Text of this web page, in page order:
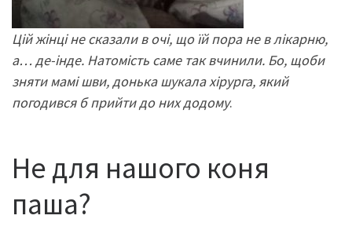
Цій жінці не сказали в очі, що їй пора не в лікарню,
а… де-інде. Натомість саме так вчинили. Бо, щоби
зняти мамі шви, донька шукала хірурга, який
погодився б прийти до них додому.
Не для нашого коня
паша?